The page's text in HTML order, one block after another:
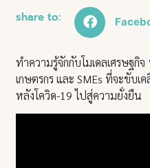
share to:
ทำความรู้จักกับโมเดลเศรษฐกิ
เกษตรกร และ SMEs ที่จะขับเ
หลังโควิด-19 ไปสู่ความยั่งยืน